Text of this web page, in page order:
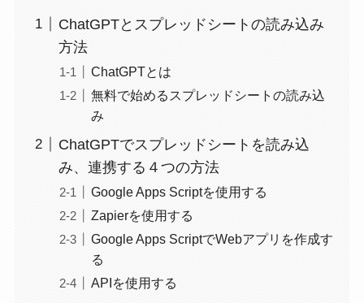
ChatGPTとスプレッドシートの読み込み
方法
ChatGPTとは
無料で始めるスプレッドシートの読み込
み
ChatGPTでスプレッドシートを読み込
み、連携する４つの方法
Google Apps Scriptを使用する
Zapierを使用する
Google Apps ScriptでWebアプリを作成す
る
APIを使用する